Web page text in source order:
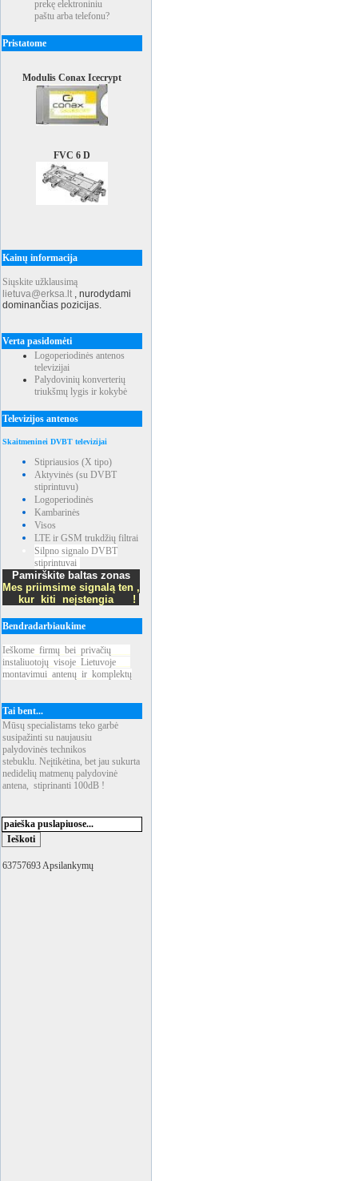
prekę elektroniniu
paštu arba telefonu?
Pristatome
Modulis Conax Icecrypt
FVC 6 D
Kainų informacija
Siųskite užklausimą
lietuva@erksa.lt , nurodydami
dominančias pozicijas.
Verta pasidomėti
Logoperiodinės antenos
televizijai
Palydovinių konverterių
triukšmų lygis ir kokybė
Televizijos antenos
Skaitmeninei DVBT televizijai
Stipriausios (X tipo)
Aktyvinės (su DVBT
stiprintuvu)
Logoperiodinės
Kambarinės
Visos
LTE ir GSM trukdžių filtrai
Silpno signalo DVBT
stiprintuvai
Pamirškite baltas zonas
Mes priimsime signalą ten ,
kur kiti neįstengia !
Bendradarbiaukime
Ieškome firmų bei privačių
instaliuotojų visoje Lietuvoje
montavimui antenų ir komplektų
Tai bent...
Mūsų specialistams teko garbė
susipažinti su naujausiu
palydovinės technikos
stebuklu. Neįtikėtina, bet jau sukurta
nedidelių matmenų palydovinė
antena, stiprinanti 100dB !
63757693 Apsilankymų